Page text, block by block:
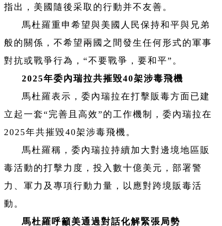
指出，美國隨後采取的行動并不友善。
馬杜羅重申希望與美國人民保持和平與兄弟
般的關係，不希望兩國之間發生任何形式的軍事
對抗或戰爭行為，“不要戰爭，要和平”。
2025年委內瑞拉共摧毀40架涉毒飛機
馬杜羅表示，委內瑞拉在打擊販毒方面已建
立起一套“完善且高效”的工作機制，委內瑞拉在
2025年共摧毀40架涉毒飛機。
馬杜羅稱，委內瑞拉持續加大對邊境地區販
毒活動的打擊力度，投入數十億美元，部署警
力、軍力及專項行動力量，以應對跨境販毒活
動。
馬杜羅呼籲美通過對話化解緊張局勢